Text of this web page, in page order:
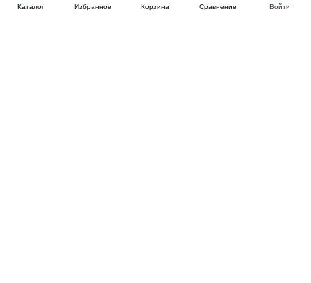
Каталог Избранное Корзина Сравнение Войти